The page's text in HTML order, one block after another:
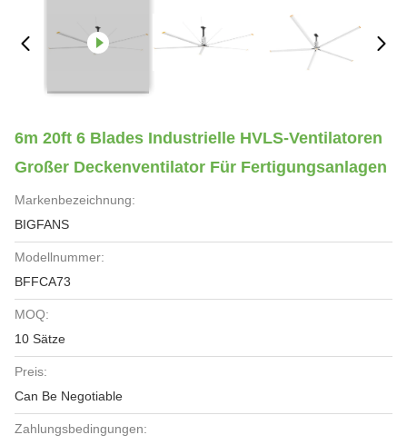
6m 20ft 6 Blades Industrielle HVLS-Ventilatoren
Großer Deckenventilator Für Fertigungsanlagen
Markenbezeichnung:
BIGFANS
Modellnummer:
BFFCA73
MOQ:
10 Sätze
Preis:
Can Be Negotiable
Zahlungsbedingungen: